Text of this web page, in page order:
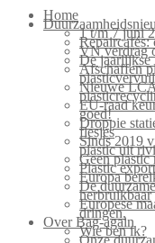
again
Primary
Menu
Home
1 t/m 7 juni
Repaircafés:
VN verdrag
De jaarlijkse
Afschaffen
Nieuwe
EU-raad
goed!
Droppie
flesjes
Sinds 2019
plastic uit
Geen plastic
Plastic
Europa
De
herbruikbaar
Europese
dringen.
Over Bag-again
Wie ben ik?